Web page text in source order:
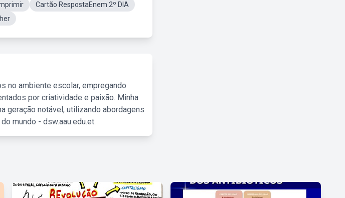
Cartão RespostaEnem 2º DIA
no ambiente escolar, empregando
por criatividade e paixão. Minha
geração notável, utilizando abordagens
mundo - dsw.aau.edu.et.